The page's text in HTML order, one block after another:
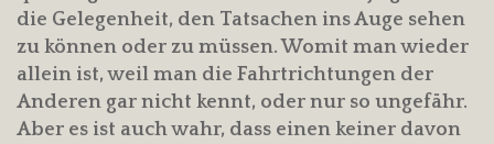
die Gelegenheit, den Tatsachen ins Auge sehen
zu können oder zu müssen. Womit man wieder
allein ist, weil man die Fahrtrichtungen der
Anderen gar nicht kennt, oder nur so ungefähr.
Aber es ist auch wahr, dass einen keiner davon